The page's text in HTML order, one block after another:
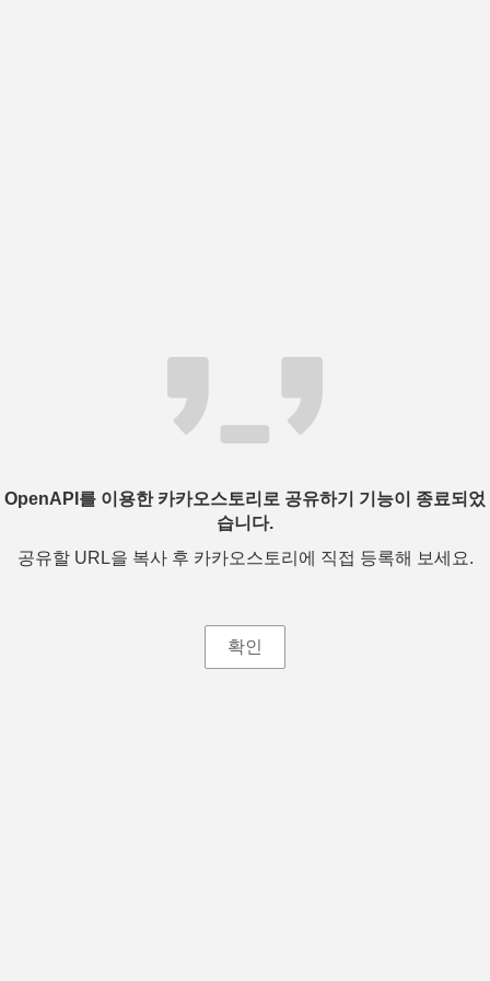
OpenAPI를 이용한 카카오스토리로 공유하기 기능이 종료되었
습니다.
공유할 URL을 복사 후 카카오스토리에 직접 등록해 보세요.
확인